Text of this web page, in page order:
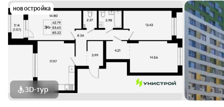
новостройка
3D-тур